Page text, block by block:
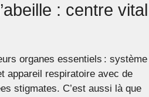
: centre vital
organes essentiels : système
appareil respiratoire avec de
stigmates. C’est aussi là que